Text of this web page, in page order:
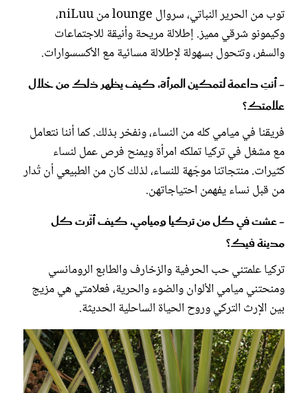
توب من الحرير النباتي، سروال lounge من niLuu،
وكيمونو شرقي مميز. إطلالة مريحة وأنيقة للاجتماعات
والسفر، وتتحول بسهولة لإطلالة مسائية مع الأكسسوارات.
- أنتِ داعمة لتمكين المرأة، كيف يظهر ذلك من خلال
علامتك؟
فريقنا في ميامي كله من النساء، ونفخر بذلك. كما أننا نتعامل
مع مشغل في تركيا تملكه امرأة ويمنح فرص عمل لنساء
كثيرات. منتجاتنا موجّهة للنساء، لذلك كان من الطبيعي أن تُدار
من قبل نساء يفهمن احتياجاتهن.
- عشت في كل من تركيا وميامي، كيف أثّرت كل
مدينة فيك؟
تركيا علمتني حب الحرفية والزخارف والطابع الرومانسي
ومنحتني ميامي الألوان والضوء والحرية، فعلامتي هي مزيج
بين الإرث التركي وروح الحياة الساحلية الحديثة.